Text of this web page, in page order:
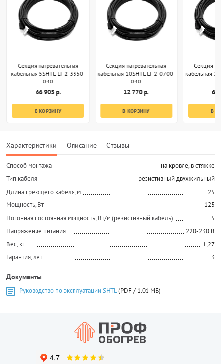
Секция нагревательная
кабельная 5SHTL-LT-2-3350-
040
66 905 р.
В КОРЗИНУ
Секция нагревательная
кабельная 10SHTL-LT-2-0700-
040
12 770 р.
В КОРЗИНУ
Секция
кабельная
63
В
Характеристики Описание Отзывы
Способ монтажа
на кровле, в стяжке
Тип кабеля
резистивный двухжильный
Длина греющего кабеля, м
25
Мощность, Вт
125
Погонная постоянная мощность, Вт/м (резистивный кабель)
5
Напряжение питания
220-230 В
Вес, кг
1,27
Гарантия, лет
3
Документы
Руководство по эксплуатации SHTL(PDF / 1.01 МБ)